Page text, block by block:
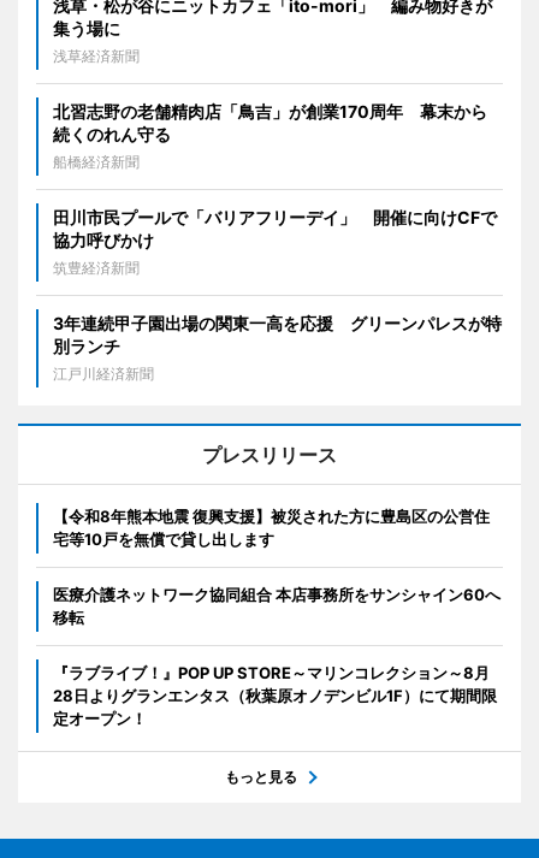
浅草・松が谷にニットカフェ「ito-mori」 編み物好きが
集う場に
浅草経済新聞
北習志野の老舗精肉店「鳥吉」が創業170周年 幕末から
続くのれん守る
船橋経済新聞
田川市民プールで「バリアフリーデイ」 開催に向けCFで
協力呼びかけ
筑豊経済新聞
3年連続甲子園出場の関東一高を応援 グリーンパレスが特
別ランチ
江戸川経済新聞
プレスリリース
【令和8年熊本地震 復興支援】被災された方に豊島区の公営住
宅等10戸を無償で貸し出します
医療介護ネットワーク協同組合 本店事務所をサンシャイン60へ
移転
『ラブライブ！』POP UP STORE～マリンコレクション～8月
28日よりグランエンタス（秋葉原オノデンビル1F）にて期間限
定オープン！
もっと見る